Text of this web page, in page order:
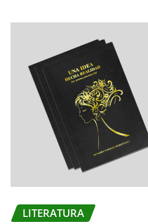
LITERATURA